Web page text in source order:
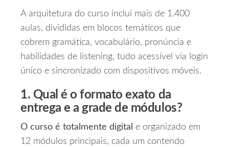
A arquitetura do curso inclui mais de 1.400
aulas, divididas em blocos temáticos que
cobrem gramática, vocabulário, pronúncia e
habilidades de listening, tudo acessível via login
único e sincronizado com dispositivos móveis.
1. Qual é o formato exato da
entrega e a grade de módulos?
O curso é totalmente digital
e organizado em
12 módulos principais, cada um contendo